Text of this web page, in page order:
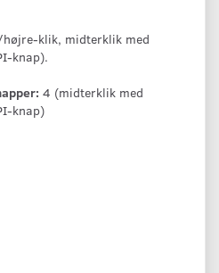
klik, midterklik med
knap).
4 (midterklik med
knap)